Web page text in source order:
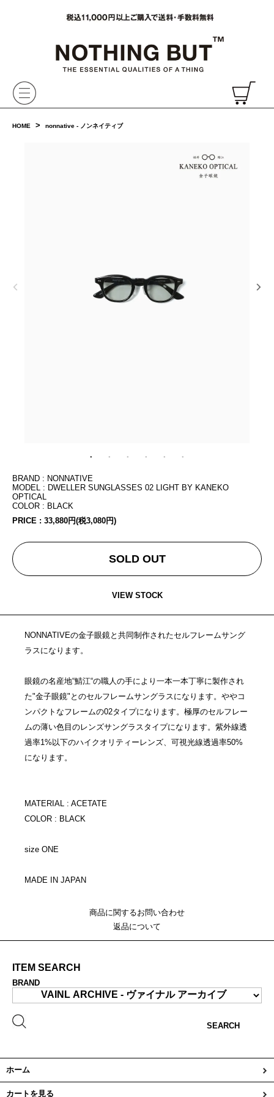
HOME > nonnative - ノンネイティブ
BRAND : NONNATIVE
MODEL : DWELLER SUNGLASSES 02 LIGHT BY KANEKO
OPTICAL
COLOR : BLACK
PRICE : 33,880円(税3,080円)
SOLD OUT
VIEW STOCK
NONNATIVEの金子眼鏡と共同制作されたセルフレームサング
ラスになります。
眼鏡の名産地“鯖江“の職人の手により一本一本丁寧に製作され
た"金子眼鏡"とのセルフレームサングラスになります。ややコ
ンパクトなフレームの02タイプになります。極厚のセルフレー
ムの薄い色目のレンズサングラスタイプになります。紫外線透
過率1%以下のハイクオリティーレンズ、可視光線透過率50%
になります。
MATERIAL : ACETATE
COLOR : BLACK
size ONE
MADE IN JAPAN
商品に関するお問い合わせ
返品について
ITEM SEARCH
BRAND
SEARCH
ホーム
カートを見る